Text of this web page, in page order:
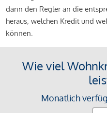
dann den Regler an die
heraus, welchen Kredit und
können.
Wie viel
Monatlich